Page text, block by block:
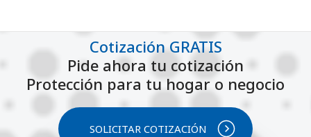
Cotización GRATIS
Pide ahora tu cotización
Protección para tu hogar o negocio
SOLICITAR COTIZACIÓN